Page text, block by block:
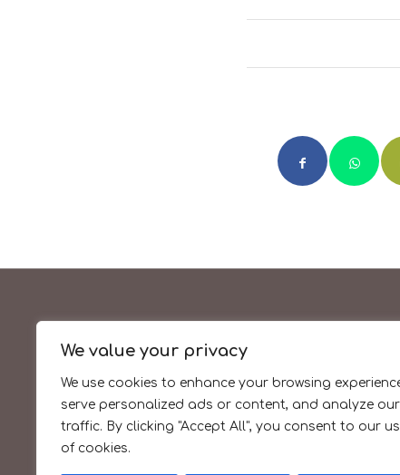
We value your privacy
We use cookies to enhance your browsing
serve personalized ads or content, and analyze our
traffic. By clicking "Accept All", you consent to our
of cookies.
La cuina de sempre amb
productes de temporada
i de proximitat